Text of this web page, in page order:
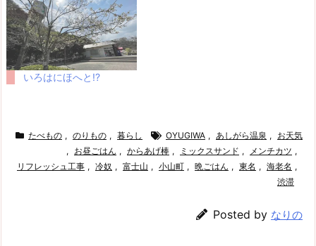
いろはにほへと!?
たべもの , のりもの , 暮らし OYUGIWA , あしがら温泉 ,
お天気
,
お昼ごはん , からあげ棒 , ミックスサンド , メンチカツ ,
リフレッシュ工事 , 冷奴 , 富士山 , 小山町 , 晩ごはん , 東名 , 海老名 ,
渋滞
Posted by なりの